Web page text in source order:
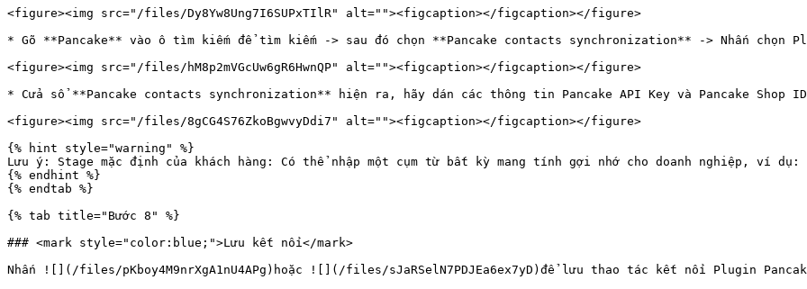
<figure><img src="/files/Dy8Yw8Ung7I6SUPxTIlR" alt=""><figcaption></figcaption></figure>
* Gõ **Pancake** vào ô tìm kiếm để tìm kiếm -> sau đó chọn **Pancake contacts synchronization** -> Nhấn chọn
<figure><img src="/files/hM8p2mVGcUw6gR6HwnQP" alt=""><figcaption></figcaption></figure>
* Cửa sổ **Pancake contacts synchronization** hiện ra, hãy dán các thông tin Pancake API Key và Pancake Shop
<figure><img src="/files/8gCG4S76ZkoBgwvyDdi7" alt=""><figcaption></figcaption></figure>
{% hint style="warning" %}
Lưu ý: Stage mặc định của khách hàng: Có thể nhập một cụm từ bất kỳ mang tính gợi nhớ cho doanh nghiệp, ví
{% endhint %}
{% endtab %}
{% tab title="Bước 8" %}
### <mark style="color:blue;">Lưu kết nối</mark>
Nhấn ![](/files/pKboy4M9nrXgA1nU4APg)hoặc ![](/files/sJaRSelN7PDJEa6ex7yD)để lưu thao tác kết nối Plugin